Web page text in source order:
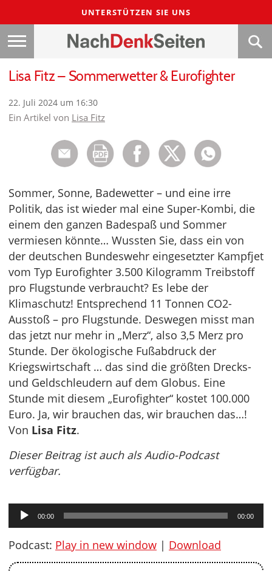
UNTERSTÜTZEN SIE UNS
Lisa Fitz – Sommerwetter & Eurofighter
22. Juli 2024 um 16:30
Ein Artikel von Lisa Fitz
Sommer, Sonne, Badewetter – und eine irre
Politik, das ist wieder mal eine Super-Kombi, die
einem den ganzen Badespaß und Sommer
vermiesen könnte… Wussten Sie, dass ein von
der deutschen Bundeswehr eingesetzter Kampfjet
vom Typ Eurofighter 3.500 Kilogramm Treibstoff
pro Flugstunde verbraucht? Es lebe der
Klimaschutz! Entsprechend 11 Tonnen CO2-
Ausstoß – pro Flugstunde. Deswegen misst man
das jetzt nur mehr in „Merz“, also 3,5 Merz pro
Stunde. Der ökologische Fußabdruck der
Kriegswirtschaft … das sind die größten Drecks-
und Geldschleudern auf dem Globus. Eine
Stunde mit diesem „Eurofighter“ kostet 100.000
Euro. Ja, wir brauchen das, wir brauchen das…!
Von Lisa Fitz.
Dieser Beitrag ist auch als Audio-Podcast
verfügbar.
Audio-
Player
00:00 00:00
Podcast: Play in new window | Download